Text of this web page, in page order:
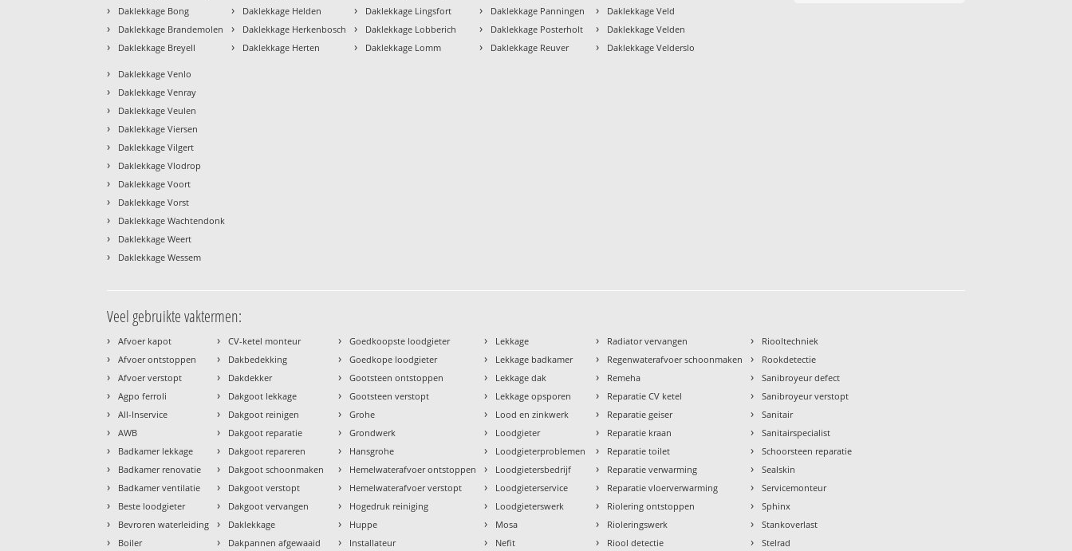
› Daklekkage Bong
› Daklekkage Brandemolen
› Daklekkage Breyell
› Daklekkage Helden
› Daklekkage Herkenbosch
› Daklekkage Herten
› Daklekkage Lingsfort
› Daklekkage Lobberich
› Daklekkage Lomm
› Daklekkage Panningen
› Daklekkage Posterholt
› Daklekkage Reuver
› Daklekkage Veld
› Daklekkage Velden
› Daklekkage Velderslo
› Daklekkage Venlo
› Daklekkage Venray
› Daklekkage Veulen
› Daklekkage Viersen
› Daklekkage Vilgert
› Daklekkage Vlodrop
› Daklekkage Voort
› Daklekkage Vorst
› Daklekkage Wachtendonk
› Daklekkage Weert
› Daklekkage Wessem
Veel gebruikte vaktermen:
› Afvoer kapot
› Afvoer ontstoppen
› Afvoer verstopt
› Agpo ferroli
› All-Inservice
› AWB
› Badkamer lekkage
› Badkamer renovatie
› Badkamer ventilatie
› Beste loodgieter
› Bevroren waterleiding
› Boiler
› CV-ketel monteur
› Dakbedekking
› Dakdekker
› Dakgoot lekkage
› Dakgoot reinigen
› Dakgoot reparatie
› Dakgoot repareren
› Dakgoot schoonmaken
› Dakgoot verstopt
› Dakgoot vervangen
› Daklekkage
› Dakpannen afgewaaid
› Goedkoopste loodgieter
› Goedkope loodgieter
› Gootsteen ontstoppen
› Gootsteen verstopt
› Grohe
› Grondwerk
› Hansgrohe
› Hemelwaterafvoer ontstoppen
› Hemelwaterafvoer verstopt
› Hogedruk reiniging
› Huppe
› Installateur
› Lekkage
› Lekkage badkamer
› Lekkage dak
› Lekkage opsporen
› Lood en zinkwerk
› Loodgieter
› Loodgieterproblemen
› Loodgietersbedrijf
› Loodgieterservice
› Loodgieterswerk
› Mosa
› Nefit
› Radiator vervangen
› Regenwaterafvoer schoonmaken
› Remeha
› Reparatie CV ketel
› Reparatie geiser
› Reparatie kraan
› Reparatie toilet
› Reparatie verwarming
› Reparatie vloerverwarming
› Riolering ontstoppen
› Rioleringswerk
› Riool detectie
› Riooltechniek
› Rookdetectie
› Sanibroyeur defect
› Sanibroyeur verstopt
› Sanitair
› Sanitairspecialist
› Schoorsteen reparatie
› Sealskin
› Servicemonteur
› Sphinx
› Stankoverlast
› Stelrad